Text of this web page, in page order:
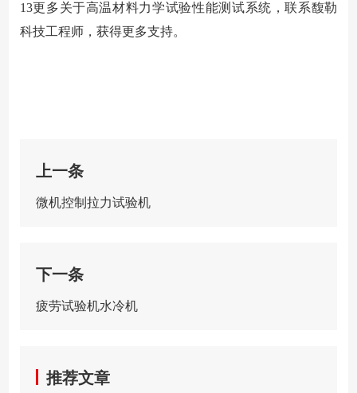
13更多关于高温材料力学试验性能测试系统，联系馥勒
科技工程师，获得更多支持。
上一条
微机控制拉力试验机
下一条
疲劳试验机水冷机
推荐文章